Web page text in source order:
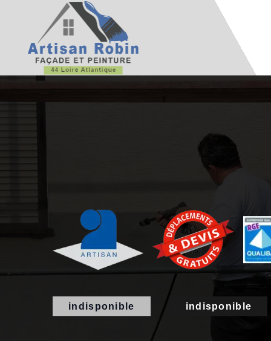
indisponible indisponible